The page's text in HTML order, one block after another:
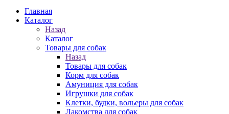
Главная
Каталог
Назад
Каталог
Товары для собак
Назад
Товары для собак
Корм для собак
Амуниция для собак
Игрушки для собак
Клетки, будки, вольеры для собак
Лакомства для собак